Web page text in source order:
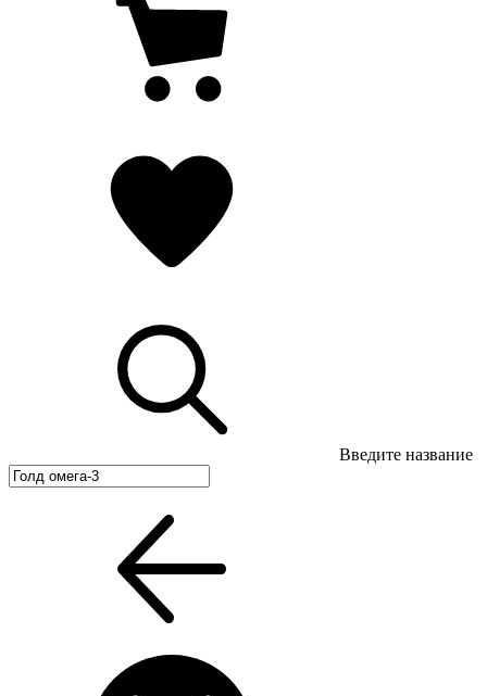
Введите название